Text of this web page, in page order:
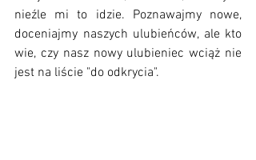
nieźle mi to idzie. Poznawajmy nowe,
doceniajmy naszych ulubieńców, ale kto
wie, czy nasz nowy ulubieniec wciąż nie
jest na liście "do odkrycia".